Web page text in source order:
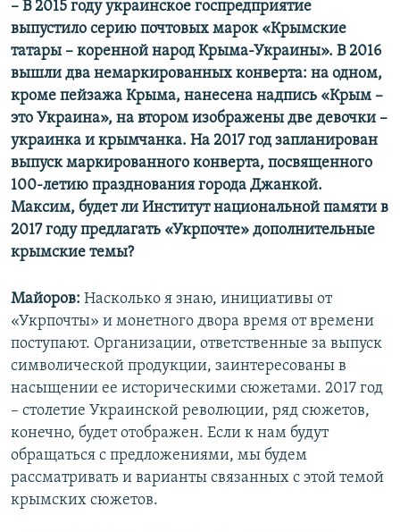
– В 2015 году украинское госпредприятие
выпустило серию почтовых марок «Крымские
татары – коренной народ Крыма-Украины». В 2016
вышли два немаркированных конверта: на одном,
кроме пейзажа Крыма, нанесена надпись «Крым –
это Украина», на втором изображены две девочки –
украинка и крымчанка. На 2017 год запланирован
выпуск маркированного конверта, посвященного
100-летию празднования города Джанкой.
Максим, будет ли Институт национальной памяти в
2017 году предлагать «Укрпочте» дополнительные
крымские темы?
Майоров: Насколько я знаю, инициативы от
«Укрпочты» и монетного двора время от времени
поступают. Организации, ответственные за выпуск
символической продукции, заинтересованы в
насыщении ее историческими сюжетами. 2017 год
– столетие Украинской революции, ряд сюжетов,
конечно, будет отображен. Если к нам будут
обращаться с предложениями, мы будем
рассматривать и варианты связанных с этой темой
крымских сюжетов.